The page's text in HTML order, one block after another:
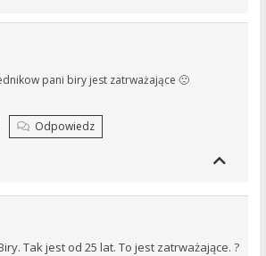
pani biry jest zatrważające 🙁
Odpowiedz
nie tylko za Biry. Tak jest od 25 lat. To jest zatrważające. ?